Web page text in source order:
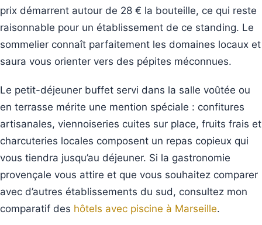
prix démarrent autour de 28 € la bouteille, ce qui reste
raisonnable pour un établissement de ce standing. Le
sommelier connaît parfaitement les domaines locaux et
saura vous orienter vers des pépites méconnues.
Le petit-déjeuner buffet servi dans la salle voûtée ou
en terrasse mérite une mention spéciale : confitures
artisanales, viennoiseries cuites sur place, fruits frais et
charcuteries locales composent un repas copieux qui
vous tiendra jusqu’au déjeuner. Si la gastronomie
provençale vous attire et que vous souhaitez comparer
avec d’autres établissements du sud, consultez mon
comparatif des hôtels avec piscine à Marseille.